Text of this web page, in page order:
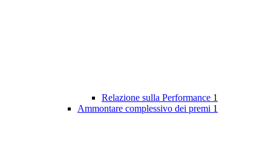
Relazione sulla Performance 1
Ammontare complessivo dei premi 1